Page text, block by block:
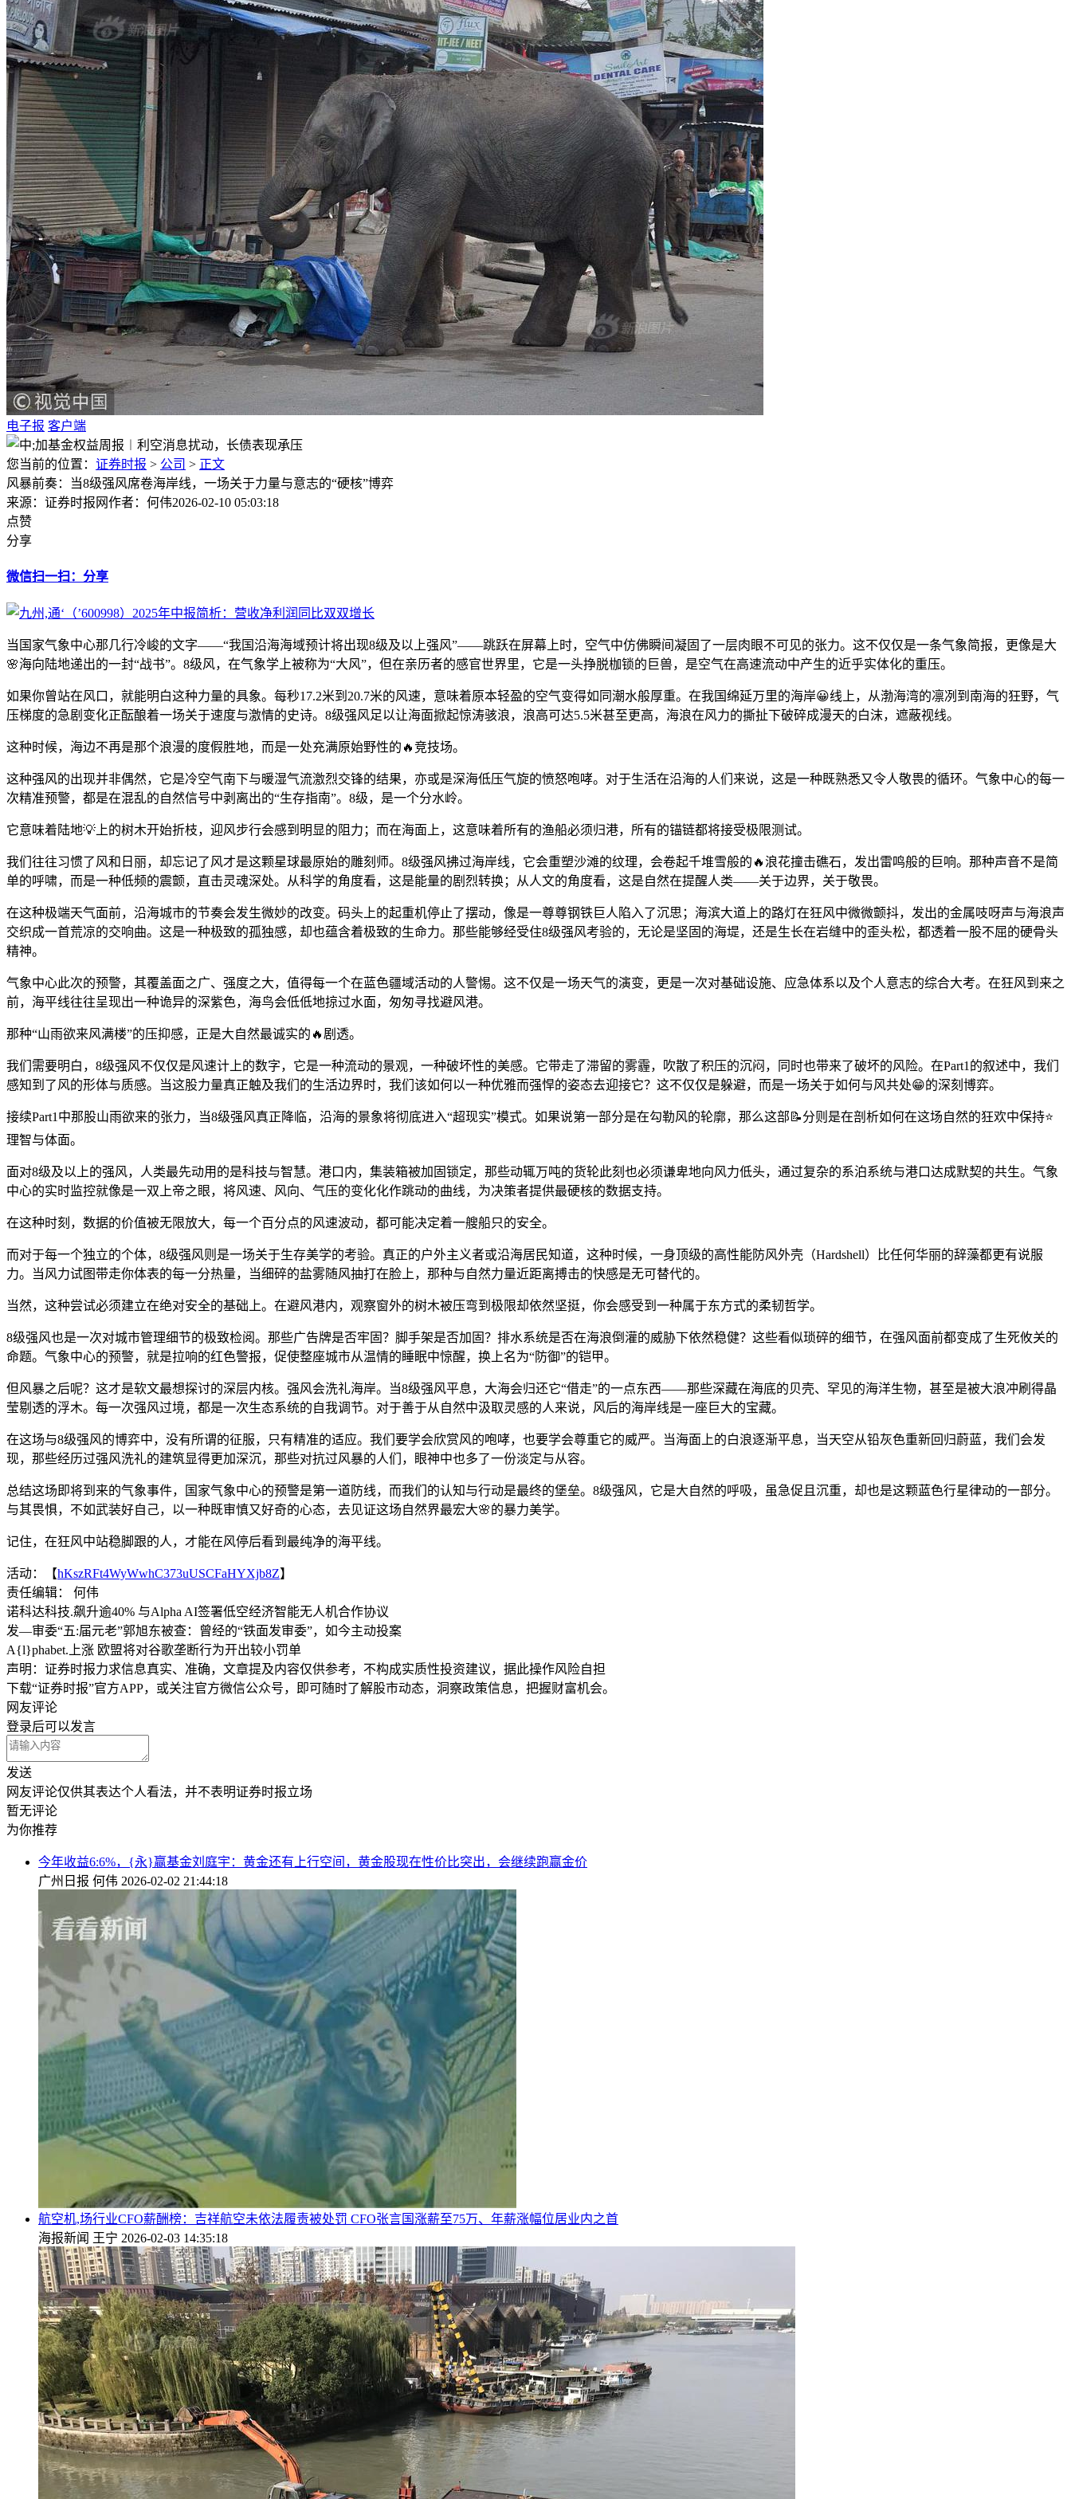
电子报 客户端
您当前的位置： 证券时报 > 公司 > 正文
风暴前奏：当8级强风席卷海岸线，一场关于力量与意志的“硬核”博弈
来源：证券时报网作者：何伟2026-02-10 05:03:18
点赞
分享
微信扫一扫：分享
当国家气象中心那几行冷峻的文字——“我国沿海海域预计将出现8级及以上强风”——跳跃在屏幕上时，空气中仿佛瞬间凝固了一层肉眼不可见的张力。这不仅仅是一条气象简报，更像是大
🌸海向陆地递出的一封“战书”。8级风，在气象学上被称为“大风”，但在亲历者的感官世界里，它是一头挣脱枷锁的巨兽，是空气在高速流动中产生的近乎实体化的重压。
如果你曾站在风口，就能明白这种力量的具象。每秒17.2米到20.7米的风速，意味着原本轻盈的空气变得如同潮水般厚重。在我国绵延万里的海岸😀线上，从渤海湾的凛冽到南海的狂野，气
压梯度的急剧变化正酝酿着一场关于速度与激情的史诗。8级强风足以让海面掀起惊涛骇浪，浪高可达5.5米甚至更高，海浪在风力的撕扯下破碎成漫天的白沫，遮蔽视线。
这种时候，海边不再是那个浪漫的度假胜地，而是一处充满原始野性的🔥竞技场。
这种强风的出现并非偶然，它是冷空气南下与暖湿气流激烈交锋的结果，亦或是深海低压气旋的愤怒咆哮。对于生活在沿海的人们来说，这是一种既熟悉又令人敬畏的循环。气象中心的每一
次精准预警，都是在混乱的自然信号中剥离出的“生存指南”。8级，是一个分水岭。
它意味着陆地💡上的树木开始折枝，迎风步行会感到明显的阻力；而在海面上，这意味着所有的渔船必须归港，所有的锚链都将接受极限测试。
我们往往习惯了风和日丽，却忘记了风才是这颗星球最原始的雕刻师。8级强风拂过海岸线，它会重塑沙滩的纹理，会卷起千堆雪般的🔥浪花撞击礁石，发出雷鸣般的巨响。那种声音不是简
单的呼啸，而是一种低频的震颤，直击灵魂深处。从科学的角度看，这是能量的剧烈转换；从人文的角度看，这是自然在提醒人类——关于边界，关于敬畏。
在这种极端天气面前，沿海城市的节奏会发生微妙的改变。码头上的起重机停止了摆动，像是一尊尊钢铁巨人陷入了沉思；海滨大道上的路灯在狂风中微微颤抖，发出的金属吱呀声与海浪声
交织成一首荒凉的交响曲。这是一种极致的孤独感，却也蕴含着极致的生命力。那些能够经受住8级强风考验的，无论是坚固的海堤，还是生长在岩缝中的歪头松，都透着一股不屈的硬骨头
精神。
气象中心此次的预警，其覆盖面之广、强度之大，值得每一个在蓝色疆域活动的人警惕。这不仅是一场天气的演变，更是一次对基础设施、应急体系以及个人意志的综合大考。在狂风到来之
前，海平线往往呈现出一种诡异的深紫色，海鸟会低低地掠过水面，匆匆寻找避风港。
那种“山雨欲来风满楼”的压抑感，正是大自然最诚实的🔥剧透。
我们需要明白，8级强风不仅仅是风速计上的数字，它是一种流动的景观，一种破坏性的美感。它带走了滞留的雾霾，吹散了积压的沉闷，同时也带来了破坏的风险。在Part1的叙述中，我们
感知到了风的形体与质感。当这股力量真正触及我们的生活边界时，我们该如何以一种优雅而强悍的姿态去迎接它？这不仅仅是躲避，而是一场关于如何与风共处😁的深刻博弈。
接续Part1中那股山雨欲来的张力，当8级强风真正降临，沿海的景象将彻底进入“超现实”模式。如果说第一部分是在勾勒风的轮廓，那么这部📝分则是在剖析如何在这场自然的狂欢中保持⭐
理智与体面。
面对8级及以上的强风，人类最先动用的是科技与智慧。港口内，集装箱被加固锁定，那些动辄万吨的货轮此刻也必须谦卑地向风力低头，通过复杂的系泊系统与港口达成默契的共生。气象
中心的实时监控就像是一双上帝之眼，将风速、风向、气压的变化化作跳动的曲线，为决策者提供最硬核的数据支持。
在这种时刻，数据的价值被无限放大，每一个百分点的风速波动，都可能决定着一艘船只的安全。
而对于每一个独立的个体，8级强风则是一场关于生存美学的考验。真正的户外主义者或沿海居民知道，这种时候，一身顶级的高性能防风外壳（Hardshell）比任何华丽的辞藻都更有说服
力。当风力试图带走你体表的每一分热量，当细碎的盐雾随风抽打在脸上，那种与自然力量近距离搏击的快感是无可替代的。
当然，这种尝试必须建立在绝对安全的基础上。在避风港内，观察窗外的树木被压弯到极限却依然坚挺，你会感受到一种属于东方式的柔韧哲学。
8级强风也是一次对城市管理细节的极致检阅。那些广告牌是否牢固？脚手架是否加固？排水系统是否在海浪倒灌的威胁下依然稳健？这些看似琐碎的细节，在强风面前都变成了生死攸关的
命题。气象中心的预警，就是拉响的红色警报，促使整座城市从温情的睡眠中惊醒，换上名为“防御”的铠甲。
但风暴之后呢？这才是软文最想探讨的深层内核。强风会洗礼海岸。当8级强风平息，大海会归还它“借走”的一点东西——那些深藏在海底的贝壳、罕见的海洋生物，甚至是被大浪冲刷得晶
莹剔透的浮木。每一次强风过境，都是一次生态系统的自我调节。对于善于从自然中汲取灵感的人来说，风后的海岸线是一座巨大的宝藏。
在这场与8级强风的博弈中，没有所谓的征服，只有精准的适应。我们要学会欣赏风的咆哮，也要学会尊重它的威严。当海面上的白浪逐渐平息，当天空从铅灰色重新回归蔚蓝，我们会发
现，那些经历过强风洗礼的建筑显得更加深沉，那些对抗过风暴的人们，眼神中也多了一份淡定与从容。
总结这场即将到来的气象事件，国家气象中心的预警是第一道防线，而我们的认知与行动是最终的堡垒。8级强风，它是大自然的呼吸，虽急促且沉重，却也是这颗蓝色行星律动的一部分。
与其畏惧，不如武装好自己，以一种既审慎又好奇的心态，去见证这场自然界最宏大🌸的暴力美学。
记住，在狂风中站稳脚跟的人，才能在风停后看到最纯净的海平线。
活动：【hKszRFt4WyWwhC373uUSCFaHYXjb8Z】
责任编辑： 何伟
诺科达科技.飙升逾40% 与Alpha AI签署低空经济智能无人机合作协议
发—审委“五:届元老”郭旭东被查：曾经的“铁面发审委”，如今主动投案
A{l}phabet.上涨 欧盟将对谷歌垄断行为开出较小罚单
声明：证券时报力求信息真实、准确，文章提及内容仅供参考，不构成实质性投资建议，据此操作风险自担
下载“证券时报”官方APP，或关注官方微信公众号，即可随时了解股市动态，洞察政策信息，把握财富机会。
网友评论
登录后可以发言
发送
网友评论仅供其表达个人看法，并不表明证券时报立场
暂无评论
为你推荐
今年收益6:6%，{永}赢基金刘庭宇：黄金还有上行空间，黄金股现在性价比突出，会继续跑赢金价
广州日报 何伟 2026-02-02 21:44:18
航空机,场行业CFO薪酬榜：吉祥航空未依法履责被处罚 CFO张言国涨薪至75万、年薪涨幅位居业内之首
海报新闻 王宁 2026-02-03 14:35:18